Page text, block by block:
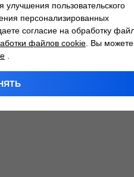
atlantm.by (see the
пользовательского
персонализированных
согласие на обработку
файлов cookie . Вы можете